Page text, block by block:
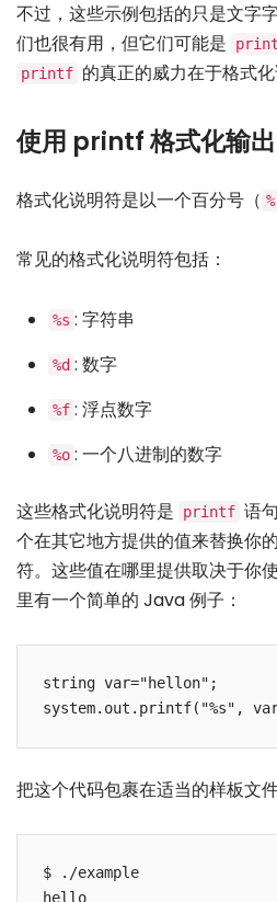
不过，这些示例包括的只是文字
们也很有用，但它们可能是
printf 的真正的威力在于格式化
使用 printf 格式化输出
格式化说明符是以一个百分号（ %
常见的格式化说明符包括：
%s : 字符串
%d : 数字
%f : 浮点数字
%o : 一个八进制的数字
这些格式化说明符是 printf 语
个在其它地方提供的值来替换你的
符。这些值在哪里提供取决于你
里有一个简单的 Java 例子：
string var="hellon";
把这个代码包裹在适当的样板文
$ ./example
hello